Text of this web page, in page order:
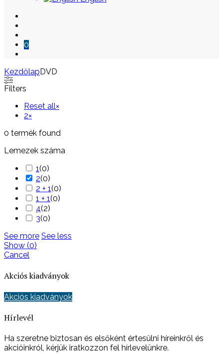
0
KezdőlapDVD
Skip
to
Filters
Reset all×
2×
0 termék found
Lemezek száma
1(0)
2(0)
2 + 1(0)
1 + 1(0)
4(2)
3(0)
See more See less
Show (0)
Cancel
Akciós kiadványok
Akciós kiadványok
Hírlevél
Ha szeretne biztosan és elsőként értesülni híreinkről és
akcióinkról, kérjük iratkozzon fel hírlevelünkre.